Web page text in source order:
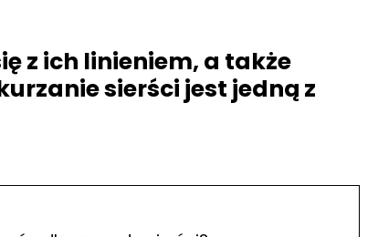
z ich linieniem, a także
sierści jest jedną z